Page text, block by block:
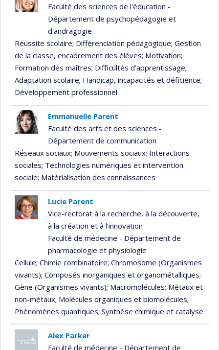
Faculté des sciences de l'éducation -
Département de psychopédagogie et
d'andragogie
Réussite scolaire; Différenciation pédagogique; Gestion
de la classe, encadrement des élèves; Motivation;
Formation des maîtres; Difficultés d'apprentissage;
Adaptation scolaire; Handicap, incapacités et déficience;
Développement professionnel
Emmanuelle Parent
Faculté des arts et des sciences -
Département de communication
Réseaux sociaux; Mouvements sociaux; Interactions
sociales; Technologies numériques et intervention
sociale; Matérialisation des connaissances
Lucie Parent
Vice-rectorat à la recherche, à la découverte,
à la création et à l'innovation
Faculté de médecine - Département de
pharmacologie et physiologie
Cellule; Chimie combinatoire; Chromosome (Organismes
vivants); Composés inorganiques et organométalliques;
Gène (Organismes vivants); Macromolécules; Métaux et
non-métaux; Molécules organiques et biomolécules;
Phénomènes quantiques; Synthèse chimique et catalyse
Alex Parker
Faculté de médecine - Département de